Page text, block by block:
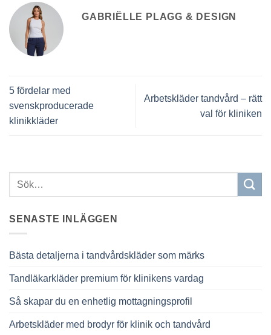
GABRIËLLE PLAGG & DESIGN
5 fördelar med
svenskproducerade
klinikkläder
Arbetskläder tandvård – rätt
val för kliniken
SENASTE INLÄGGEN
Bästa detaljerna i tandvårdskläder som märks
Tandläkarkläder premium för klinikens vardag
Så skapar du en enhetlig mottagningsprofil
Arbetskläder med brodyr för klinik och tandvård